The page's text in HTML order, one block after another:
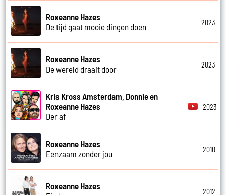
Roxeanne Hazes
De tijd gaat mooie dingen doen
2023
Roxeanne Hazes
De wereld draait door
2023
Kris Kross Amsterdam, Donnie en
Roxeanne Hazes
Der af
2023
Roxeanne Hazes
Eenzaam zonder jou
2010
Roxeanne Hazes
2012